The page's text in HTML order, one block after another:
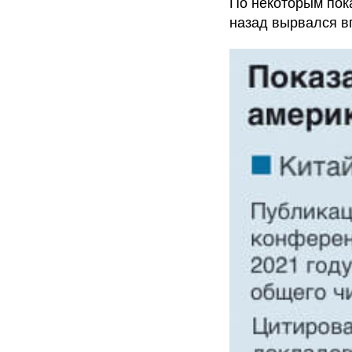
назад вырвался